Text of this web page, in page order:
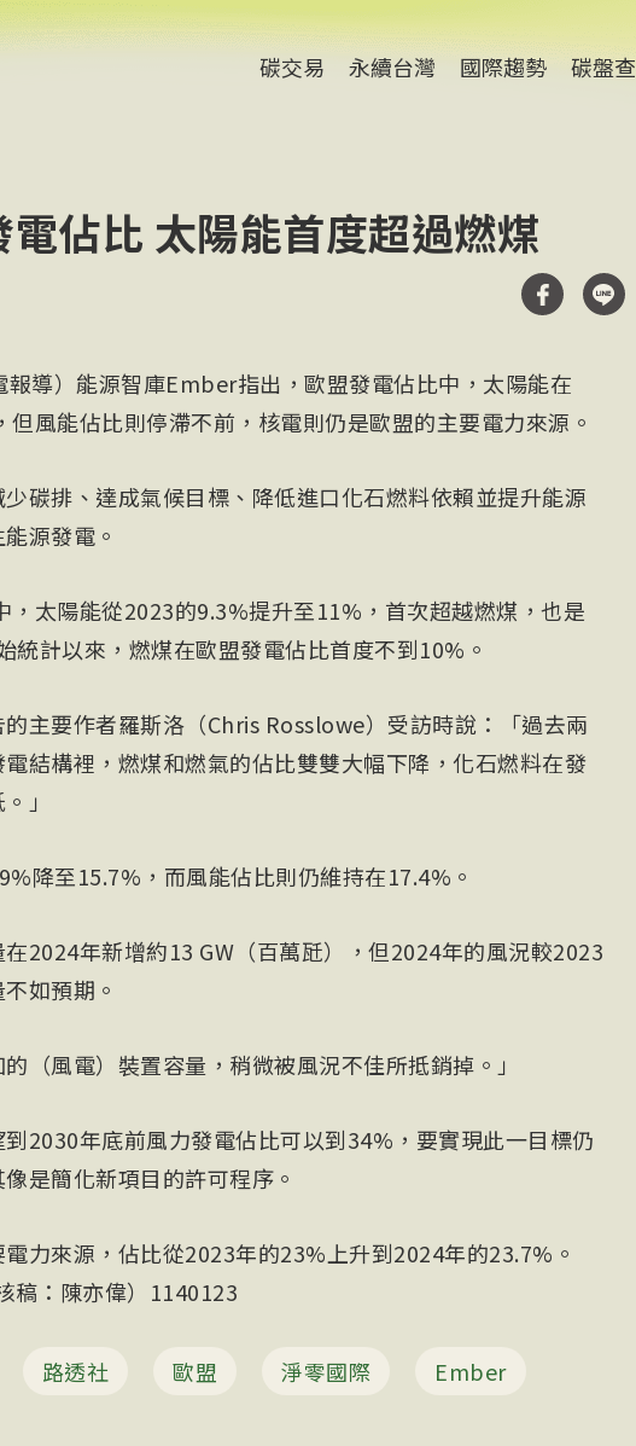
碳交易 永續台灣 國際趨勢 碳盤查
佔比 太陽能首度超過燃煤
報導）能源智庫Ember指出，歐盟發電佔比中，太陽能在
風能佔比則停滯不前，核電則仍是歐盟的主要電力來源。
碳排、達成氣候目標、降低進口化石燃料依賴並提升能源
源發電。
，太陽能從2023的9.3%提升至11%，首次超越燃煤，也是
統計以來，燃煤在歐盟發電佔比首度不到10%。
主要作者羅斯洛（Chris Rosslowe）受訪時說：「過去兩
結構裡，燃煤和燃氣的佔比雙雙大幅下降，化石燃料在發
」
降至15.7%，而風能佔比則仍維持在17.4%。
2024年新增約13 GW（百萬瓩），但2024年的風況較2023
如預期。
（風電）裝置容量，稍微被風況不佳所抵銷掉。」
2030年底前風力發電佔比可以到34%，要實現此一目標仍
是簡化新項目的許可程序。
力來源，佔比從2023年的23%上升到2024年的23.7%。
稿：陳亦偉）1140123
路透社 歐盟 淨零國際 Ember